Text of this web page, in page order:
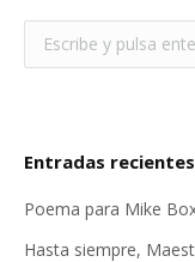
Entradas recientes
Poema para Mike
Hasta siempre,